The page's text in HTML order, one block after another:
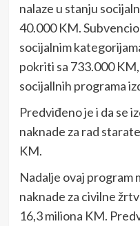
nalaze u stanju
40.000 KM.
socijalnim
pokriti sa 733.000
socijallnih programa
Predviđeno je i da se
naknade za rad
KM.
Nadalje ovaj program
naknade za civilne
16,3 miliona KM.